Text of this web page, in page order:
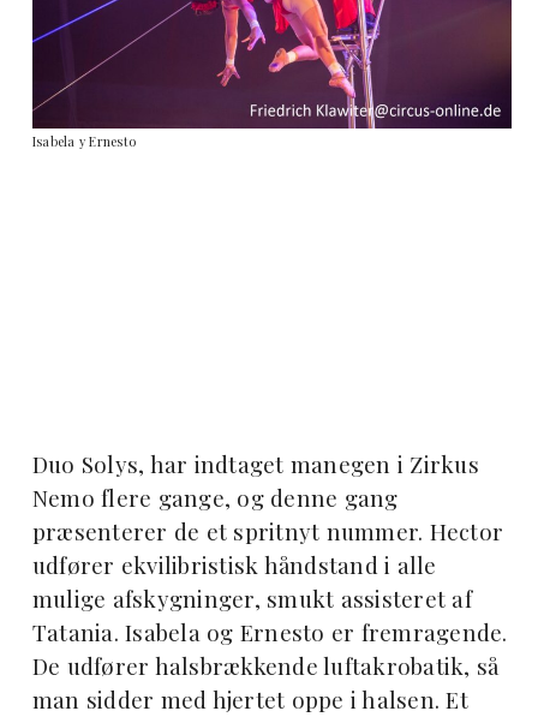
Isabela y Ernesto
Duo Solys, har indtaget manegen i Zirkus
Nemo flere gange, og denne gang
præsenterer de et spritnyt nummer. Hector
udfører ekvilibristisk håndstand i alle
mulige afskygninger, smukt assisteret af
Tatania. Isabela og Ernesto er fremragende.
De udfører halsbrækkende luftakrobatik, så
man sidder med hjertet oppe i halsen. Et